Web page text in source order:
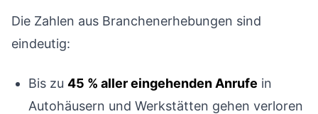
Die Zahlen aus Branchenerhebungen sind
eindeutig:
Bis zu 45 % aller eingehenden Anrufe in
Autohäusern und Werkstätten gehen verloren